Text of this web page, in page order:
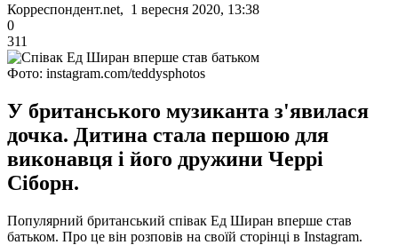
Корреспондент.net, 1 вересня 2020, 13:38
0
311
Фото: instagram.com/teddysphotos
У британського музиканта з'явилася
дочка. Дитина стала першою для
виконавця і його дружини Черрі
Сіборн.
Популярний британський співак Ед Ширан вперше став
батьком. Про це він розповів на своїй сторінці в Instagram.